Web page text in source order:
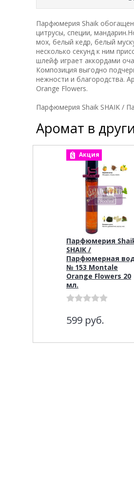
Парфюмерия Shaik
цитрусы, специи,
мох, белый кедр, белый
несколько секунд к ним
шлейф играет аккордами
Композиция выгодно
нежности и благородства.
Orange Flowers.
Парфюмерия Shaik SHAIK /
Аромат в
Акция
Парфюмерия
SHAIK /
Парфюмерная
№ 153 Montale
Orange Flowers 20
мл.
599 руб.